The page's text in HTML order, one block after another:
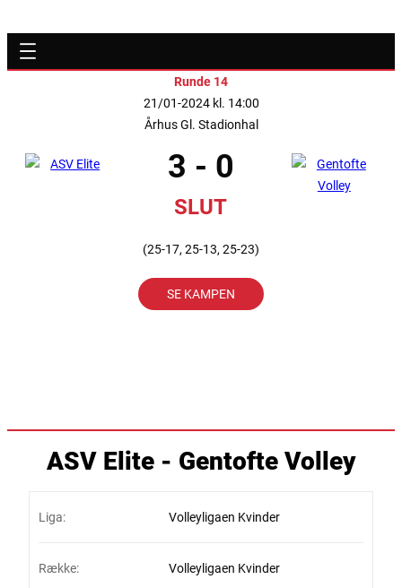
Runde 14
21/01-2024 kl. 14:00
Århus Gl. Stadionhal
3 - 0
SLUT
(25-17, 25-13, 25-23)
SE KAMPEN
ASV Elite - Gentofte Volley
Liga: Volleyligaen Kvinder
Række: Volleyligaen Kvinder